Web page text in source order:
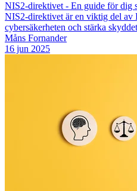
NIS2-direktivet - En guide för dig
NIS2-direktivet är en viktig del av
cybersäkerheten och stärka
Måns Fornander
16 jun 2025